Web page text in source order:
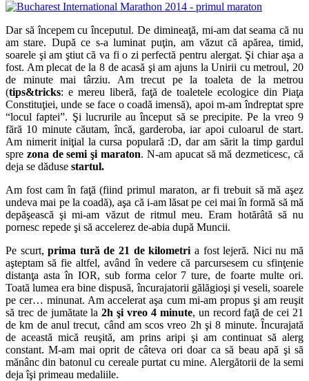
Dar să începem cu începutul. De dimineaţă, mi-am dat seama că nu
am stare. După ce s-a luminat puţin, am văzut că apărea, timid,
soarele şi am ştiut că va fi o zi perfectă pentru alergat. Şi chiar aşa a
fost. Am plecat de la 8 de acasă şi am ajuns la Unirii cu metroul, 20
de minute mai târziu. Am trecut pe la toaleta de la metrou
(tips&tricks: e mereu liberă, faţă de toaletele ecologice din Piaţa
Constituţiei, unde se face o coadă imensă), apoi m-am îndreptat spre
“locul faptei”. Şi lucrurile au început să se precipite. Pe la vreo 9
fără 10 minute căutam, încă, garderoba, iar apoi culoarul de start.
Am nimerit iniţial la cursa populară :D, dar am sărit la timp gardul
spre zona de semi şi maraton. N-am apucat să mă dezmeticesc, că
deja se dăduse startul.
Am fost cam în faţă (fiind primul maraton, ar fi trebuit să mă aşez
undeva mai pe la coadă), aşa că i-am lăsat pe cei mai în formă să mă
depăşească şi mi-am văzut de ritmul meu. Eram hotărâtă să nu
pornesc repede şi să accelerez de-abia după Muncii.
Pe scurt,prima tură de 21 de kilometri a fost lejeră. Nici nu mă
aşteptam să fie altfel, având în vedere că parcursesem cu sfinţenie
distanţa asta în IOR, sub forma celor 7 ture, de foarte multe ori.
Toată lumea era bine dispusă, încurajatorii gălăgioşi şi veseli, soarele
pe cer… minunat. Am accelerat aşa cum mi-am propus şi am reuşit
să trec de jumătate la2h şi vreo 4 minute, un record faţă de cei 21
de km de anul trecut, când am scos vreo 2h şi 8 minute. Încurajată
de această mică reuşită, am prins aripi şi am continuat să alerg
constant. M-am mai oprit de câteva ori doar ca să beau apă şi să
mănânc din batonul cu cereale purtat cu mine. Alergătorii de la semi
deja îşi primeau medaliile.